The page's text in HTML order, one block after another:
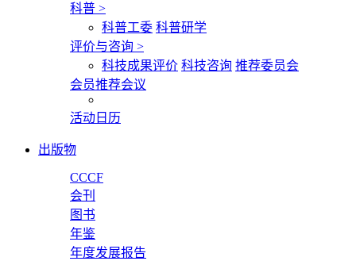
科普 >
科普工委 科普研学
评价与咨询 >
科技成果评价 科技咨询 推荐委员会
会员推荐会议
活动日历
出版物
CCCF
会刊
图书
年鉴
年度发展报告